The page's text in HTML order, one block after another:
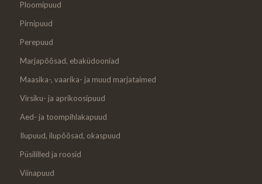
Ploomipuud
Pirnipuud
Perepuud
Marjapõõsad, ebaküdooniad
Maasika-, vaarika- ja muud marjataimed
Virsiku- ja aprikoosipuud
Aed- ja toompihlakapuud
Ilupuud, ilupõõsad, okaspuud
Püsililled ja roosid
Viinapuud